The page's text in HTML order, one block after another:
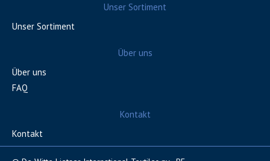
Unser Sortiment
Unser Sortiment
Über uns
Über uns
FAQ
Kontakt
Kontakt